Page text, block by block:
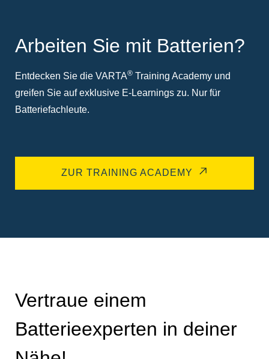
Arbeiten Sie mit Batterien?
Entdecken Sie die VARTA® Training Academy und
greifen Sie auf exklusive E-Learnings zu. Nur für
Batteriefachleute.
ZUR TRAINING ACADEMY
Vertraue einem
Batterieexperten in deiner